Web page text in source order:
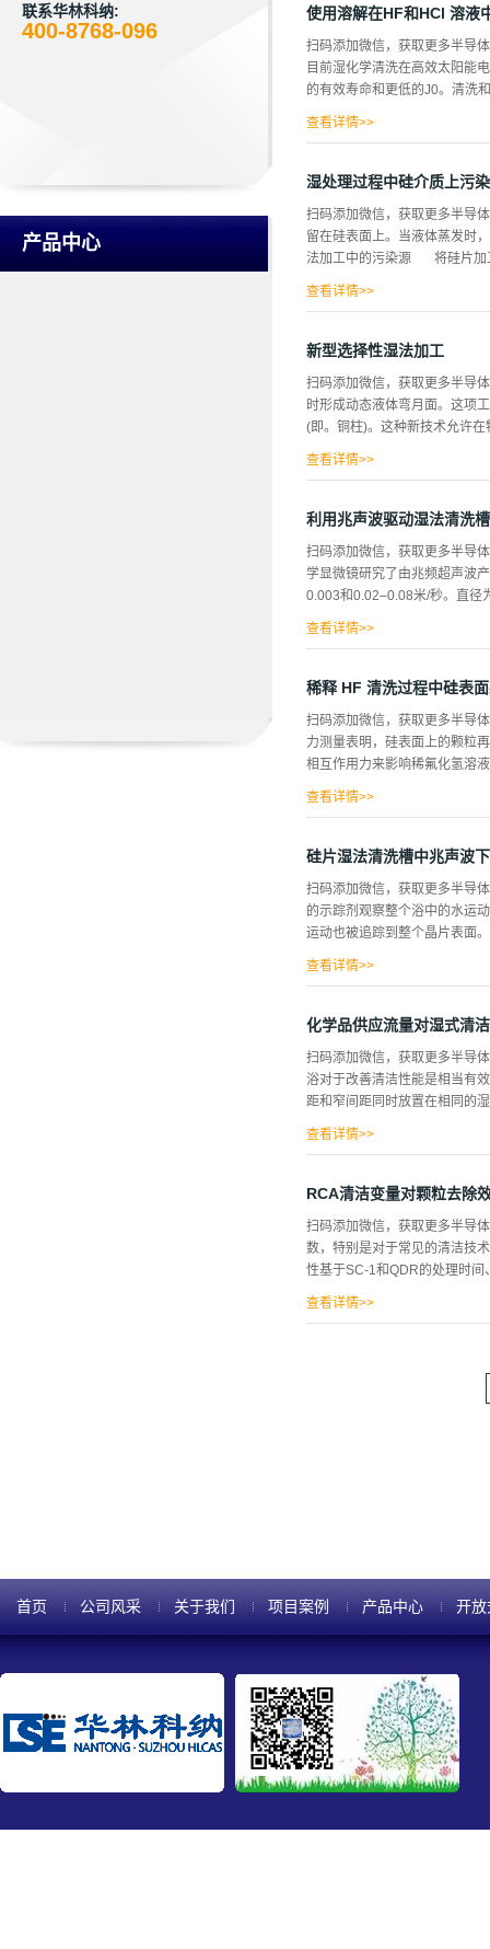
联系华林科纳:
400-8768-096
产品中心
化膜覆盖。在本文中，“干净”
的化学品均为由BDH提供的阿
化，产生氧化物1OOOA厚，
光谱椭圆测量法，该薄膜的厚
使用溶解在HF和HCl 溶液
扫码添加微信，获取更多半导
目前湿化学清洗在高效太阳能
的有效寿命和更低的J0。清洗
模生产中作为高寿命湿化学清
H2SO4、硝酸、氟化氢、氯化
片或一段时间后，必须混合新
成为参考。RCA清洗需要更
查看详情>>
湿处理过程中硅介质上污
扫码添加微信，获取更多半导
留在硅表面上。当液体蒸发时
法加工中的污染源 将硅片加
污染会对细胞的效率和有效寿
体污染到不可接受的程度。可
污染水平有显著影响。 图1
化的副产品被引入到浴缸中，
查看详情>>
新型选择性湿法加工
扫码添加微信，获取更多半导
时形成动态液体弯月面。这项
(即。铜柱)。这种新技术允许
验装置来验证计算结果。数值
更便宜的瓦特和更高效率的硅
出数量，目标是“更小、更快
具有矩形喷嘴几何形状，另一
查看详情>>
利用兆声波驱动湿法清洗
扫码添加微信，获取更多半导
学显微镜研究了由兆频超声波
0.003和0.02–0.08米/秒。直径
在制造半导体硅微电子器件的
洗技术.然而，质谱波经常导
用了带有质谱波模块的无载体
考虑到斯托克斯定律理论上给
查看详情>>
稀释 HF 清洗过程中硅表
扫码添加微信，获取更多半导
力测量表明，硅表面上的颗粒
相互作用力来影响稀氟化氢溶
空间排斥，并消除粘附力，如
金属离子。经RCA清洗的晶片
面具有高的抗氧化稳定性和低
在室温下进行。每个实验的
实验如下进行;硅片在浸入含
查看详情>>
硅片湿法清洗槽中兆声波
扫码添加微信，获取更多半导
的示踪剂观察整个浴中的水运
运动也被追踪到整个晶片表面
基于清洁的硅晶片表面的粒子
究应该进一步进行。 本文研究
波的作用和影响。 实验的 图1
撑杆和两个水喷嘴组成。浴缸
蓝色墨水加入水中。蓝色墨水
查看详情>>
化学品供应流量对湿式清
扫码添加微信，获取更多半导
浴对于改善清洁性能是相当有
距和窄间距同时放置在相同的
拟与不同晶片间距的实际颗粒
杂质、1–14颗粒、13–21和有
通过稀释的HF-H2O2可以有效
19、22–25在这些清洗过程中
工具，但是...
查看详情>>
RCA清洁变量对颗粒去除
扫码添加微信，获取更多半导
数，特别是对于常见的清洁技
性基于SC-1和QDR的处理时间
的粒子去除效率。实验 通过
查看详情>>
首页 公司风采 关于我们 项目案例 产品中心 开放